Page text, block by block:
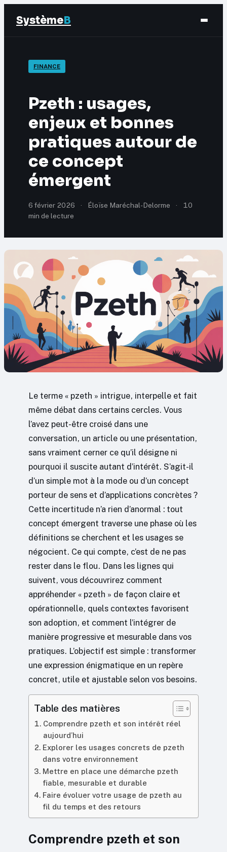
SystèmeB
Finance
Éducation & Emploi
Marketing
FINANCE
Pzeth : usages,
enjeux et bonnes
pratiques autour de
ce concept
émergent
6 février 2026 · Éloïse Maréchal-Delorme ·
10
min de lecture
Le terme « pzeth » intrigue, interpelle et fait
même débat dans certains cercles. Vous
l’avez peut-être croisé dans une
conversation, un article ou une présentation,
sans vraiment cerner ce qu’il désigne ni
pourquoi il suscite autant d’intérêt. S’agit-il
d’un simple mot à la mode ou d’un concept
porteur de sens et d’applications concrètes ?
Cette incertitude n’a rien d’anormal : tout
concept émergent traverse une phase où les
définitions se cherchent et les usages se
négocient. Ce qui compte, c’est de ne pas
rester dans le flou. Dans les lignes qui
suivent, vous découvrirez comment
appréhender « pzeth » de façon claire et
opérationnelle, quels contextes favorisent
son adoption, et comment l’intégrer de
manière progressive et mesurable dans vos
pratiques. L’objectif est simple : transformer
une expression énigmatique en un repère
concret, utile et ajustable selon vos besoins.
Table des matières
Comprendre pzeth et son intérêt réel
aujourd’hui
Explorer les usages concrets de pzeth
dans votre environnement
Mettre en place une démarche pzeth
fiable, mesurable et durable
Faire évoluer votre usage de pzeth au
fil du temps et des retours
Comprendre pzeth et son